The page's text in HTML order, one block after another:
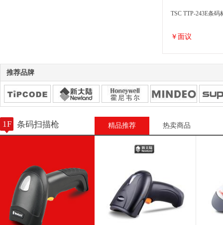
TSC TTP-243E条码
￥面议
推荐品牌
1F 条码扫描枪 精品推荐 热卖商品